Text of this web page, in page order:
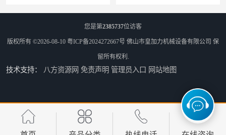
二手叉车上货桥 密封性好 加快物料流通速度
您是第2385737位访客
版权所有 ©2026-08-10 粤ICP备2024272667号 佛山市皇加力机械设备有限公司 保
留所有权利.
技术支持： 八方资源网 免责声明 管理员入口 网站地图